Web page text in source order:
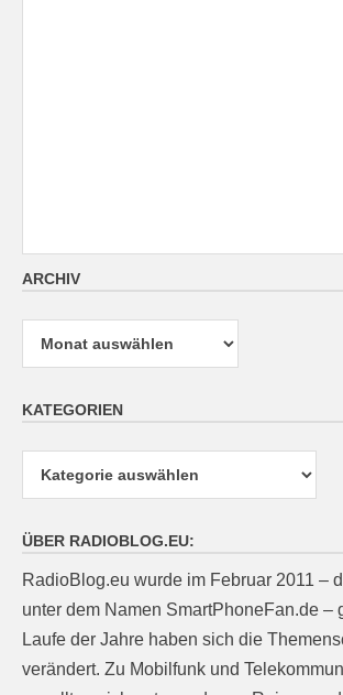
ARCHIV
Archiv
KATEGORIEN
Kategorien
ÜBER RADIOBLOG.EU:
RadioBlog.eu wurde im Februar 2011 –
unter dem Namen SmartPhoneFan.de –
Laufe der Jahre haben sich die
verändert. Zu Mobilfunk und